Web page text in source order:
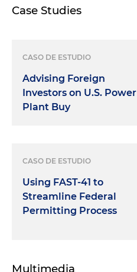
Case Studies
CASO DE ESTUDIO
Advising Foreign
Investors on U.S. Power
Plant Buy
CASO DE ESTUDIO
Using FAST-41 to
Streamline Federal
Permitting Process
Multimedia